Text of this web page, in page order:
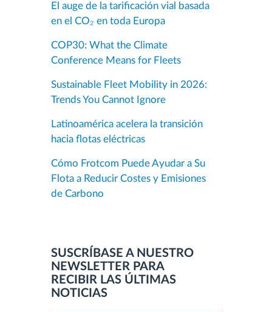
El auge de la tarificación vial basada
en el CO₂ en toda Europa
COP30: What the Climate
Conference Means for Fleets
Sustainable Fleet Mobility in 2026:
Trends You Cannot Ignore
Latinoamérica acelera la transición
hacia flotas eléctricas
Cómo Frotcom Puede Ayudar a Su
Flota a Reducir Costes y Emisiones
de Carbono
SUSCRÍBASE A NUESTRO
NEWSLETTER PARA
RECIBIR LAS ÚLTIMAS
NOTICIAS